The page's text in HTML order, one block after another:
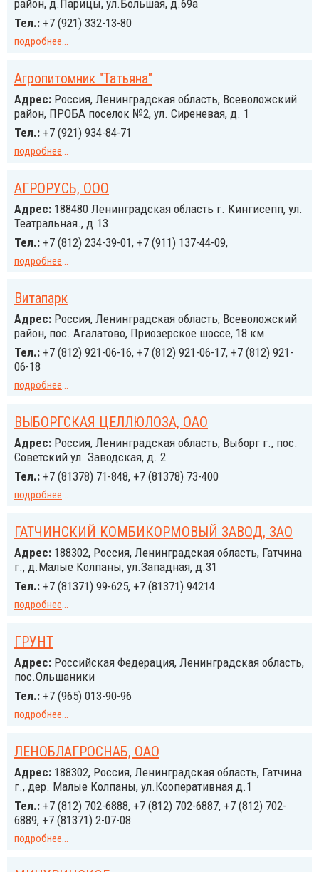
район, д.Парицы, ул.Большая, д.69а
Тел.: +7 (921) 332-13-80
подробнее...
Агропитомник "Татьяна"
Адрес: Россия, Ленинградская область, Всеволожский
район, ПРОБА поселок №2, ул. Сиреневая, д. 1
Тел.: +7 (921) 934-84-71
подробнее...
АГРОРУСЬ, ООО
Адрес: 188480 Ленинградская область г. Кингисепп, ул.
Театральная., д.13
Тел.: +7 (812) 234-39-01, +7 (911) 137-44-09,
подробнее...
Витапарк
Адрес: Россия, Ленинградская область, Всеволожский
район, пос. Агалатово, Приозерское шоссе, 18 км
Тел.: +7 (812) 921-06-16, +7 (812) 921-06-17, +7 (812) 921-
06-18
подробнее...
ВЫБОРГСКАЯ ЦЕЛЛЮЛОЗА, ОАО
Адрес: Россия, Ленинградская область, Выборг г., пос.
Советский ул. Заводская, д. 2
Тел.: +7 (81378) 71-848, +7 (81378) 73-400
подробнее...
ГАТЧИНСКИЙ КОМБИКОРМОВЫЙ ЗАВОД, ЗАО
Адрес: 188302, Россия, Ленинградская область, Гатчина
г., д.Малые Колпаны, ул.Западная, д.31
Тел.: +7 (81371) 99-625, +7 (81371) 94214
подробнее...
ГРУНТ
Адрес: Российcкая Федерация, Ленинградская область,
пос.Ольшаники
Тел.: +7 (965) 013-90-96
подробнее...
ЛЕНОБЛАГРОСНАБ, ОАО
Адрес: 188302, Россия, Ленинградская область, Гатчина
г., дер. Малые Колпаны, ул.Кооперативная д.1
Тел.: +7 (812) 702-6888, +7 (812) 702-6887, +7 (812) 702-
6889, +7 (81371) 2-07-08
подробнее...